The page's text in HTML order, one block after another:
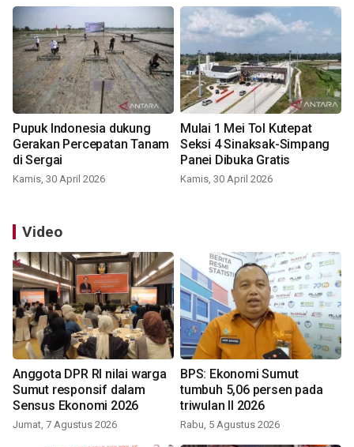
Pupuk Indonesia dukung
Gerakan Percepatan Tanam
di Sergai
Kamis, 30 April 2026
Mulai 1 Mei Tol Kutepat
Seksi 4 Sinaksak-Simpang
Panei Dibuka Gratis
Kamis, 30 April 2026
Video
Anggota DPR RI nilai warga
Sumut responsif dalam
Sensus Ekonomi 2026
Jumat, 7 Agustus 2026
BPS: Ekonomi Sumut
tumbuh 5,06 persen pada
triwulan II 2026
Rabu, 5 Agustus 2026